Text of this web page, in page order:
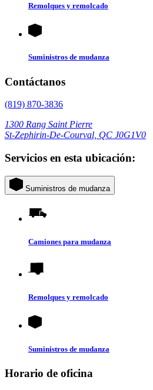
Remolques y remolcado
Suministros de mudanza
Contáctanos
(819) 870-3836
1300 Rang Saint Pierre
St-Zephirin-De-Courval, QC J0G1V0
Servicios en esta ubicación:
Suministros de mudanza
Camiones para mudanza
Remolques y remolcado
Suministros de mudanza
Horario de oficina